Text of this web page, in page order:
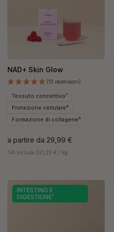
NAD+ Skin Glow
(13 recensioni)
Tessuto connettivo⁷
Protezione cellulare⁴
Formazione di collagene⁴
a partire da 29,99 €
IVA inclusa 333,23 € / kg
INTESTINO E
DIGESTIONE¹